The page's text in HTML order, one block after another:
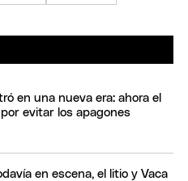
en una nueva era: ahora el
evitar los apagones
en escena, el litio y Vaca